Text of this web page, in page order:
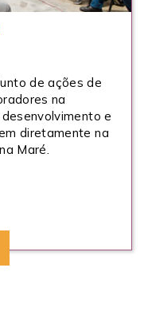
de ações de
na
e
diretamente na
Maré.